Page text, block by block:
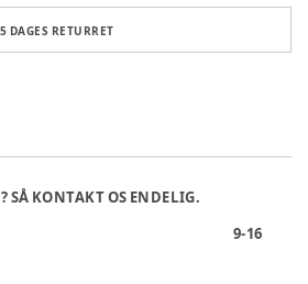
DAGES RETURRET
SÅ KONTAKT OS ENDELIG.
9-16